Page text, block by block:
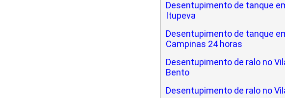
Desentupimento de tanque
Itupeva
Desentupimento de tanque
Campinas 24 horas
Desentupimento de ralo no
Bento
Desentupimento de ralo no